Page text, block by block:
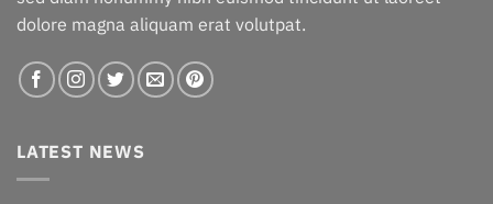
dolore magna aliquam erat volutpat.
LATEST NEWS